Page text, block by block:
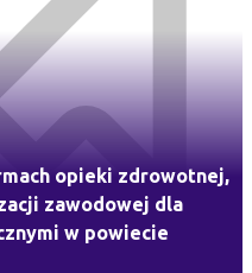
opieki zdrowotnej,
zawodowej dla
w powiecie